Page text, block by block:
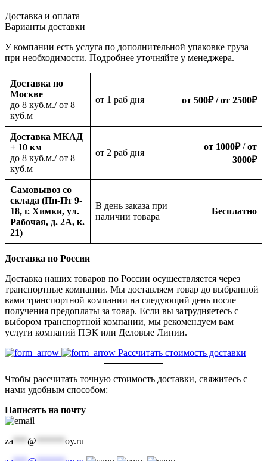
Доставка и оплата
Варианты доставки
У компании есть услуга по дополнительной упаковке груза
при необходимости. Подробнее уточняйте у менеджера.
Доставка по
Москве
до 8 куб.м./ от 8
куб.м
oт 1 раб дня от 500₽/ от 2500₽
Доставка МКАД
+ 10 км
до 8 куб.м./ от 8
куб.м
oт 2 раб дня
от 1000₽/от
3000₽
Самовывоз со
склада (Пн-Пт 9-
18, г. Химки, ул.
Рабочая, д. 2А, к.
21)
В день заказа при
наличии товара
Бесплатно
Доставка по России
Доставка наших товаров по России осуществляется через
транспортные компании. Мы доставляем товар до выбранной
вами транспортной компании на следующий день после
получения предоплаты за товар. Если вы затрудняетесь с
выбором транспортной компании, мы рекомендуем вам
услуги компаний ПЭК или Деловые Линии.
Рассчитать стоимость доставки
Чтобы рассчитать точную стоимость доставки, свяжитесь с
нами удобным способом:
Написать на почту
za @
oy.ru